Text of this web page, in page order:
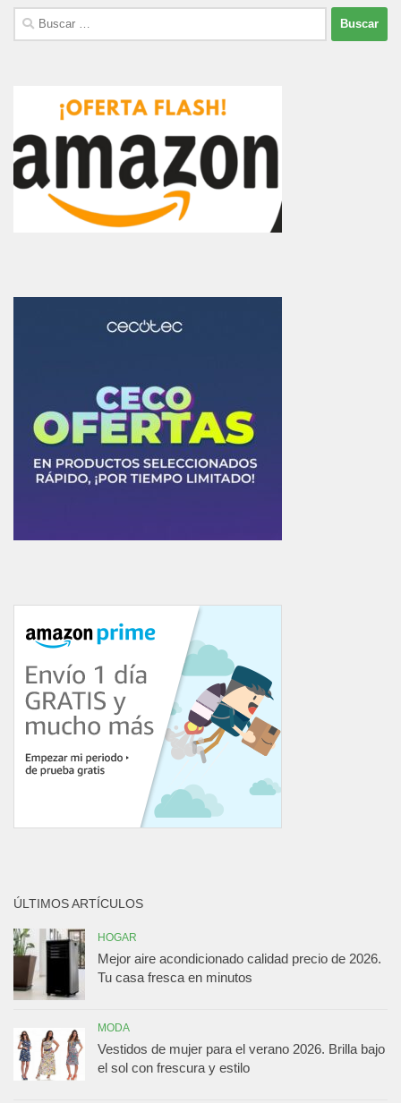
Buscar:
ÚLTIMOS ARTÍCULOS
HOGAR
Mejor aire acondicionado calidad precio de 2026.
Tu casa fresca en minutos
MODA
Vestidos de mujer para el verano 2026. Brilla bajo
el sol con frescura y estilo